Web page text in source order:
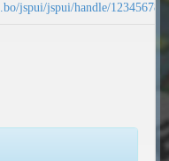
jspui/jspui/handle/